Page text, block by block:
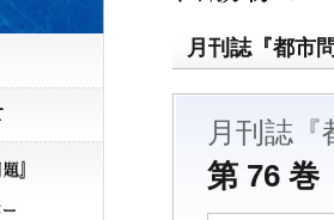
月刊誌『都市
月刊誌『
第 76